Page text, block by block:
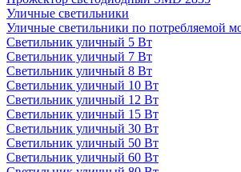
Уличные светильники
Уличные светильники по потребляемой
Светильник уличный 5 Вт
Светильник уличный 7 Вт
Светильник уличный 8 Вт
Светильник уличный 10 Вт
Светильник уличный 12 Вт
Светильник уличный 15 Вт
Светильник уличный 30 Вт
Светильник уличный 50 Вт
Светильник уличный 60 Вт